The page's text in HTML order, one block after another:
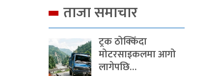
ताजा समाचार
ट्रक ठोक्किँदा
मोटरसाइकलमा आगो
लागेपछि…